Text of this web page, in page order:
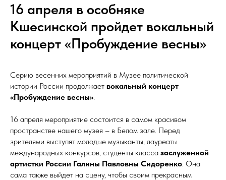
16 апреля в особняке
Кшесинской пройдет вокальный
концерт «Пробуждение весны»
Серию весенних мероприятий в Музее политической
истории России продолжает вокальный концерт
«Пробуждение весны».
16 апреля мероприятие состоится в самом красивом
пространстве нашего музея – в Белом зале. Перед
зрителями выступят молодые музыканты, лауреаты
международных конкурсов, студенты класса заслуженной
артистки России Галины Павловны Сидоренко. Она
сама также выйдет на сцену, чтобы своим прекрасным